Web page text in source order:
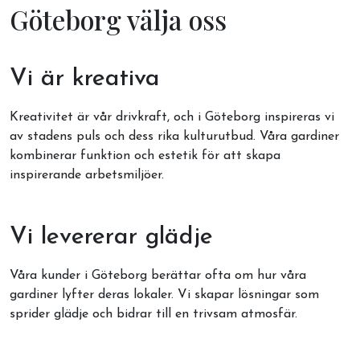
Göteborg välja oss
Vi är kreativa
Kreativitet är vår drivkraft, och i Göteborg inspireras vi
av stadens puls och dess rika kulturutbud. Våra gardiner
kombinerar funktion och estetik för att skapa
inspirerande arbetsmiljöer.
Vi levererar glädje
Våra kunder i Göteborg berättar ofta om hur våra
gardiner lyfter deras lokaler. Vi skapar lösningar som
sprider glädje och bidrar till en trivsam atmosfär.